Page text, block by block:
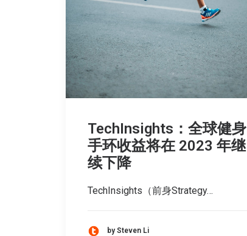
TechInsights：全球健身
手环收益将在 2023 年继
续下降
TechInsights（前身Strategy…
by Steven Li